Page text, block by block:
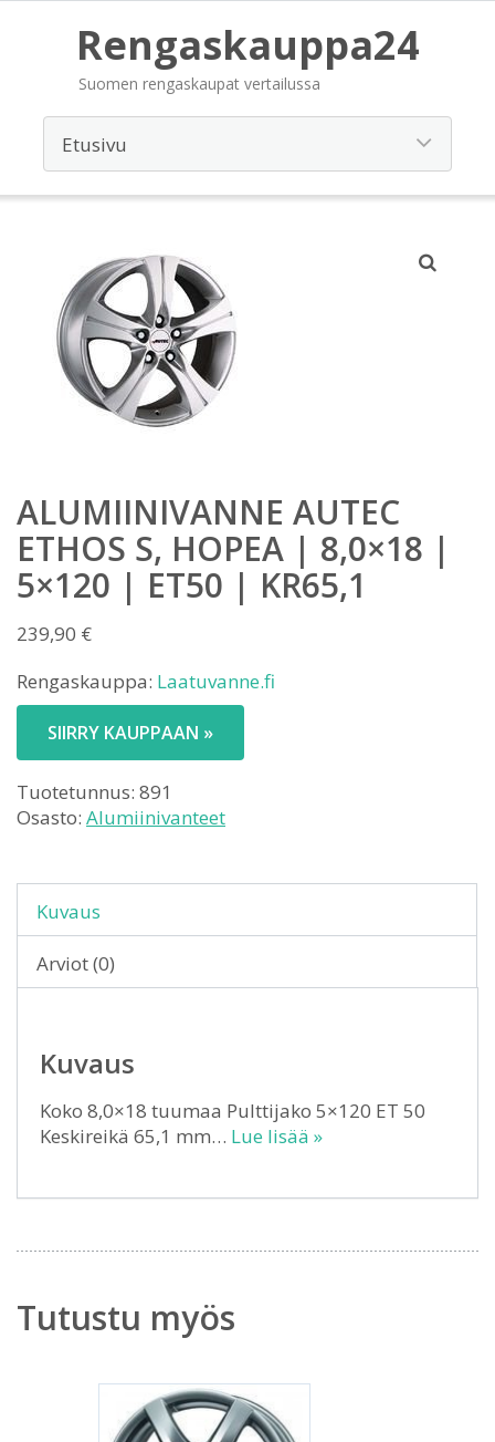
Rengaskauppa24
Suomen rengaskaupat vertailussa
ALUMIINIVANNE AUTEC
ETHOS S, HOPEA | 8,0×18 |
5×120 | ET50 | KR65,1
239,90 €
Rengaskauppa: Laatuvanne.fi
SIIRRY KAUPPAAN »
Tuotetunnus: 891
Osasto: Alumiinivanteet
Kuvaus
Arviot (0)
Kuvaus
Koko 8,0×18 tuumaa Pulttijako 5×120 ET 50
Keskireikä 65,1 mm… Lue lisää »
Tutustu myös